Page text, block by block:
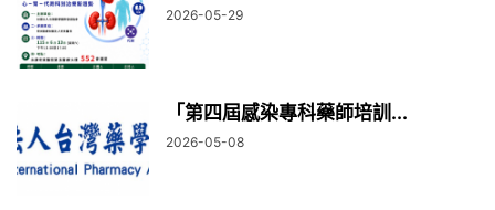
2026-05-29
「第四屆感染專科藥師培訓...
2026-05-08